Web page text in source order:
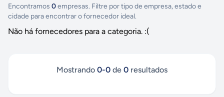
Encontramos 0empresas. Filtre por tipo de empresa, estado e
cidade para encontrar o fornecedor ideal.
Não há fornecedores para a categoria. :(
Mostrando 0-0 de 0 resultados